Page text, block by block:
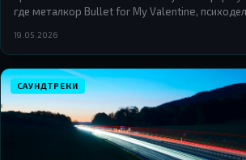
где металкор Bullet for My Valentine,
целого поколения уличных гонщиков.
19.05.2026
САУНДТРЕКИ